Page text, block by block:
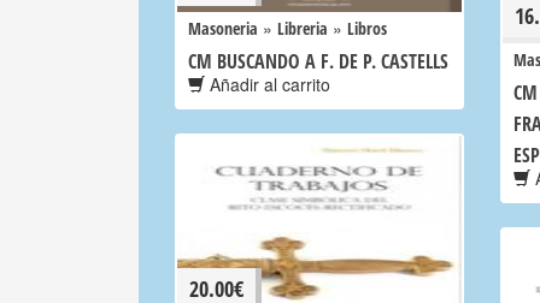
Masoneria » Libreria » Libros
CM BUSCANDO A F. DE P. CASTELLS
Añadir al carrito
20.00€